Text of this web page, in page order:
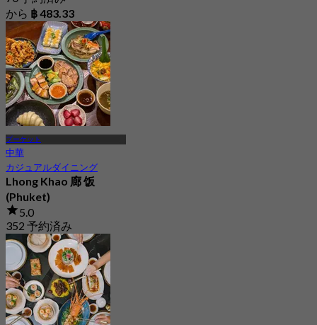
から ฿ 483.33
プーケット
中華
カジュアルダイニング
Lhong Khao 廊 饭
(Phuket)
5.0
352 予約済み
から฿ 363.33